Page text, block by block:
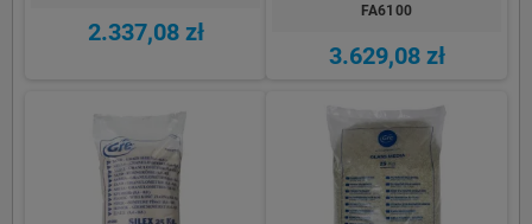
2.337,08 zł
FA6100
3.629,08 zł